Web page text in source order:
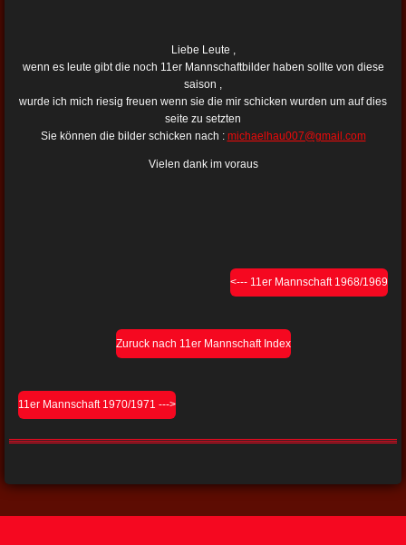
Liebe Leute ,
wenn es leute gibt die noch 11er Mannschaftbilder haben sollte von diese
saison ,
wurde ich mich riesig freuen wenn sie die mir schicken wurden um auf dies
seite zu setzten
Sie können die bilder schicken nach : michaelhau007@gmail.com
Vielen dank im voraus
<--- 11er Mannschaft 1968/1969
Zuruck nach 11er Mannschaft Index
11er Mannschaft 1970/1971 --->